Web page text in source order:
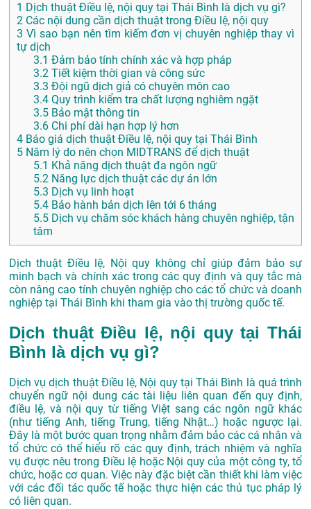
1 Dịch thuật Điều lệ, nội quy tại Thái Bình là dịch vụ gì?
2 Các nội dung cần dịch thuật trong Điều lệ, nội quy
3 Vì sao bạn nên tìm kiếm đơn vị chuyên nghiệp thay vì
tự dịch
3.1 Đảm bảo tính chính xác và hợp pháp
3.2 Tiết kiệm thời gian và công sức
3.3 Đội ngũ dịch giả có chuyên môn cao
3.4 Quy trình kiểm tra chất lượng nghiêm ngặt
3.5 Bảo mật thông tin
3.6 Chi phí dài hạn hợp lý hơn
4 Báo giá dịch thuật Điều lệ, nội quy tại Thái Bình
5 Năm lý do nên chọn MIDTRANS để dịch thuật
5.1 Khả năng dịch thuật đa ngôn ngữ
5.2 Năng lực dịch thuật các dự án lớn
5.3 Dịch vụ linh hoạt
5.4 Bảo hành bản dịch lên tới 6 tháng
5.5 Dịch vụ chăm sóc khách hàng chuyên nghiệp, tận
tâm
Dịch thuật Điều lệ, Nội quy không chỉ giúp đảm bảo sự
minh bạch và chính xác trong các quy định và quy tắc mà
còn nâng cao tính chuyên nghiệp cho các tổ chức và doanh
nghiệp tại Thái Bình khi tham gia vào thị trường quốc tế.
Dịch thuật Điều lệ, nội quy tại Thái
Bình là dịch vụ gì?
Dịch vụ dịch thuật Điều lệ, Nội quy tại Thái Bình là quá trình
chuyển ngữ nội dung các tài liệu liên quan đến quy định,
điều lệ, và nội quy từ tiếng Việt sang các ngôn ngữ khác
(như tiếng Anh, tiếng Trung, tiếng Nhật…) hoặc ngược lại.
Đây là một bước quan trọng nhằm đảm bảo các cá nhân và
tổ chức có thể hiểu rõ các quy định, trách nhiệm và nghĩa
vụ được nêu trong Điều lệ hoặc Nội quy của một công ty, tổ
chức, hoặc cơ quan. Việc này đặc biệt cần thiết khi làm việc
với các đối tác quốc tế hoặc thực hiện các thủ tục pháp lý
có liên quan.